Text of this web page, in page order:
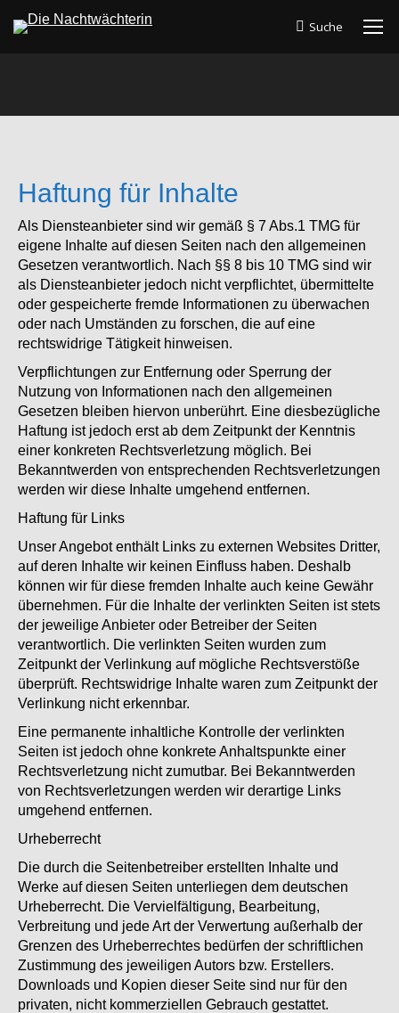
Search:
Suche
Haftung für Inhalte
Als Diensteanbieter sind wir gemäß § 7 Abs.1 TMG für
eigene Inhalte auf diesen Seiten nach den allgemeinen
Gesetzen verantwortlich. Nach §§ 8 bis 10 TMG sind wir
als Diensteanbieter jedoch nicht verpflichtet, übermittelte
oder gespeicherte fremde Informationen zu überwachen
oder nach Umständen zu forschen, die auf eine
rechtswidrige Tätigkeit hinweisen.
Verpflichtungen zur Entfernung oder Sperrung der
Nutzung von Informationen nach den allgemeinen
Gesetzen bleiben hiervon unberührt. Eine diesbezügliche
Haftung ist jedoch erst ab dem Zeitpunkt der Kenntnis
einer konkreten Rechtsverletzung möglich. Bei
Bekanntwerden von entsprechenden Rechtsverletzungen
werden wir diese Inhalte umgehend entfernen.
Haftung für Links
Unser Angebot enthält Links zu externen Websites Dritter,
auf deren Inhalte wir keinen Einfluss haben. Deshalb
können wir für diese fremden Inhalte auch keine Gewähr
übernehmen. Für die Inhalte der verlinkten Seiten ist stets
der jeweilige Anbieter oder Betreiber der Seiten
verantwortlich. Die verlinkten Seiten wurden zum
Zeitpunkt der Verlinkung auf mögliche Rechtsverstöße
überprüft. Rechtswidrige Inhalte waren zum Zeitpunkt der
Verlinkung nicht erkennbar.
Eine permanente inhaltliche Kontrolle der verlinkten
Seiten ist jedoch ohne konkrete Anhaltspunkte einer
Rechtsverletzung nicht zumutbar. Bei Bekanntwerden
von Rechtsverletzungen werden wir derartige Links
umgehend entfernen.
Urheberrecht
Die durch die Seitenbetreiber erstellten Inhalte und
Werke auf diesen Seiten unterliegen dem deutschen
Urheberrecht. Die Vervielfältigung, Bearbeitung,
Verbreitung und jede Art der Verwertung außerhalb der
Grenzen des Urheberrechtes bedürfen der schriftlichen
Zustimmung des jeweiligen Autors bzw. Erstellers.
Downloads und Kopien dieser Seite sind nur für den
privaten, nicht kommerziellen Gebrauch gestattet.